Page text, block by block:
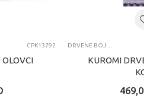
CPK13792
OLOVCI
DRVENE BOJICE
KUROMI
469,00